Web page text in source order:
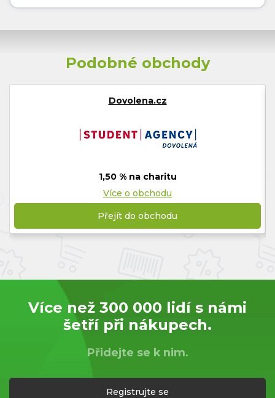
Podobné obchody
Dovolena.cz
1,50 % na charitu
Více o obchodu
Přejít do obchodu
Více než 300 000 lidí s námi
šetří při nákupech.
Přidejte se k nim.
Registrujte se